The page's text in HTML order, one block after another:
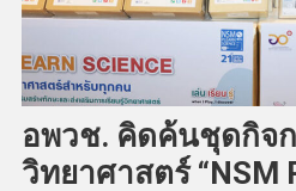
อพวช. คิดค้นชุดกิจ
วิทยาศาสตร์ “NSM